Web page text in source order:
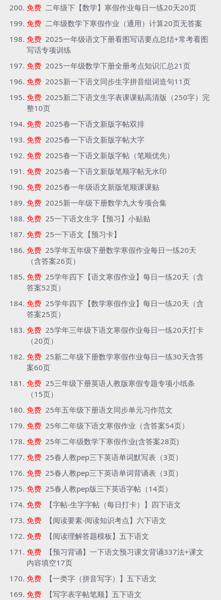
免费 二年级下【数学】寒假作业每日一练20天20页
免费 二年级数学下寒假作业（通用）计算20页无答案
免费 2025一年级语文下册看图写话要点总结+常考看图
写话专项训练
免费 2025一年级数学下册全册考点知识汇总21页
免费 2025新一下语文同步生字拼音组词造句11页
免费 2025新二下语文生字表课课贴高清版（250字）完
整10页
免费 2025春一下语文新版字帖双排
免费 2025春一下语文新版字帖大字
免费 2025春一下语文新版字帖（笔顺优先）
免费 2025春一下语文新版笔顺字帖无水印
免费 2025春一年级语文新版笔顺课课贴
免费 2025新一年级下册数学九大专项合集
免费 25一下语文生字【预习】小贴贴
免费 25一下语文【预习卡】
免费 25学年五年级下册数学寒假作业每日一练20天
（含答案26页）
免费 25学年四下【语文寒假作业】每日一练20天（含
答案52页）
免费 25学年四下【数学寒假作业】每日一练20天（含
答案25页）
免费 25学年三年级下语文寒假作业每日一练20天打卡
（20页）
免费 25新二年级下册数学寒假作业每日一练30天含答
案60页
免费 25三年级下册英语人教版寒假专题专项小纸条
（15页）
免费 25年五年级下册语文同步单元习作范文
免费 25年二年级下语文寒假作业（含答案54页）
免费 25年二年级数学下寒假作业(含答案28页)
免费 25春人教pep三下英语单词默写表（3页）
免费 25春人教pep三下英语单词背诵表（3页）
免费 25春人教pep版三下英语字帖（14页）
免费
【字帖-生字字帖（每日打卡）】四下语文
免费
【阅读要素-阅读知识考点】六下语文
免费
【阅读理解答题模板】五下语文
免费
【预习背诵】一下语文预习课文背诵337法+课文
内容填空17页
免费
【一类字（拼音写字）】五下语文
免费
【写字表字帖笔顺】五下语文